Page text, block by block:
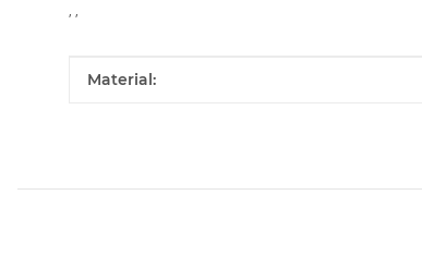
, ,
Produkteigenschaft
Wert
Material: